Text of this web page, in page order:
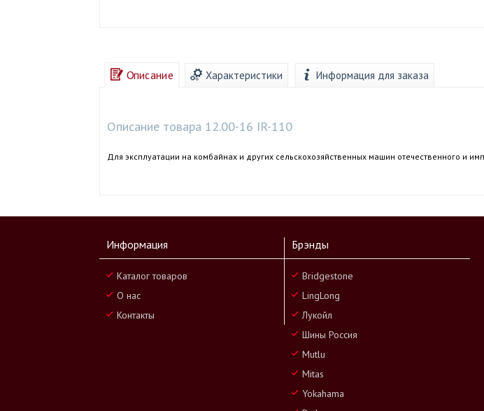
Описание Характеристики Информация для заказа
Описание товара 12.00-16 IR-110
Для эксплуатации на комбайнах и других сельскохозяйственных машин отечественного и
Информация
Каталог товаров
О нас
Контакты
Брэнды
Bridgestone
LingLong
Лукойл
Шины Россия
Mutlu
Mitas
Yokahama